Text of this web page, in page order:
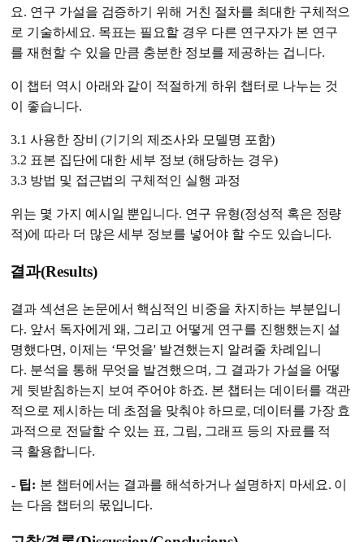
요. 연구 가설을 검증하기 위해 거친 절차를 최대한 구체적으
로 기술하세요. 목표는 필요할 경우 다른 연구자가 본 연구
를 재현할 수 있을 만큼 충분한 정보를 제공하는 겁니다.
이 챕터 역시 아래와 같이 적절하게 하위 챕터로 나누는 것
이 좋습니다.
3.1 사용한 장비 (기기의 제조사와 모델명 포함)
3.2 표본 집단에 대한 세부 정보 (해당하는 경우)
3.3 방법 및 접근법의 구체적인 실행 과정
위는 몇 가지 예시일 뿐입니다. 연구 유형(정성적 혹은 정량
적)에 따라 더 많은 세부 정보를 넣어야 할 수도 있습니다.
결과(Results)
결과 섹션은 논문에서 핵심적인 비중을 차지하는 부분입니
다. 앞서 독자에게 왜, 그리고 어떻게 연구를 진행했는지 설
명했다면, 이제는 ‘무엇을' 발견했는지 알려줄 차례입니
다. 분석을 통해 무엇을 발견했으며, 그 결과가 가설을 어떻
게 뒷받침하는지 보여 주어야 하죠. 본 챕터는 데이터를 객관
적으로 제시하는 데 초점을 맞춰야 하므로, 데이터를 가장 효
과적으로 전달할 수 있는 표, 그림, 그래프 등의 자료를 적
극 활용합니다.
- 팁: 본 챕터에서는 결과를 해석하거나 설명하지 마세요. 이
는 다음 챕터의 몫입니다.